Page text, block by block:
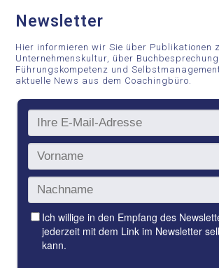
Newsletter
Hier informieren wir Sie über Publikationen
Unternehmenskultur, über
Führungskompetenz und
aktuelle News aus dem Coachingbüro.